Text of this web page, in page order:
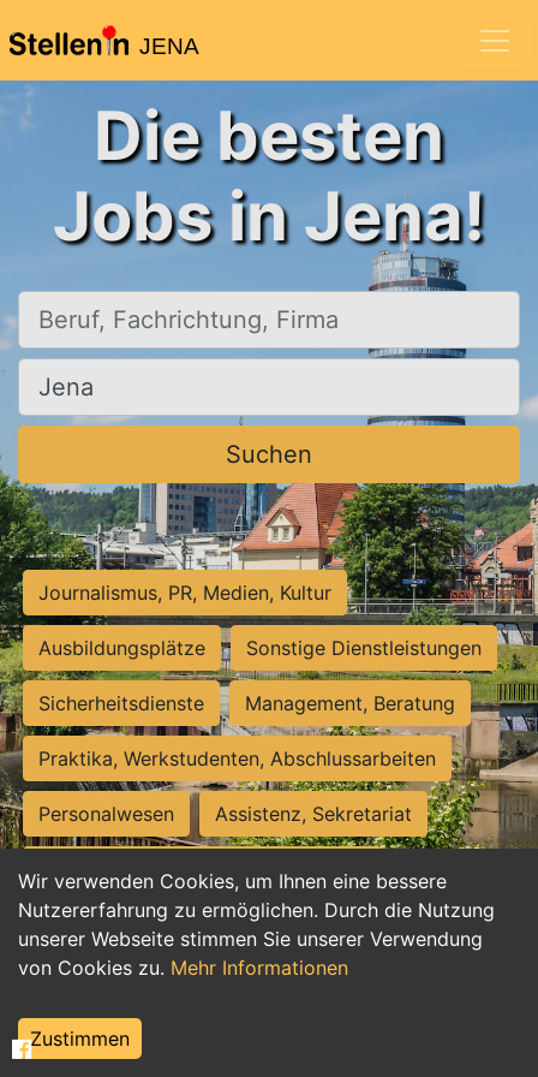
JENA
Wir verwenden Cookies, um Ihnen eine bessere
Nutzererfahrung zu ermöglichen. Durch die Nutzung
unserer Webseite stimmen Sie unserer Verwendung
von Cookies zu. Mehr Informationen
Zustimmen
Die besten
Jobs in Jena!
Beruf, Fachrichtung, Firma
Ort, Stadt
Suchen
Journalismus, PR, Medien, Kultur
Ausbildungsplätze Sonstige Dienstleistungen
Sicherheitsdienste Management, Beratung
Praktika, Werkstudenten, Abschlussarbeiten
Personalwesen Assistenz, Sekretariat
Hilfskräfte, Aushilfs- und Nebenjobs
Einkauf, Logistik, Materialwirtschaft
Weiterbildung, Studium, duale Ausbildung
Tourismus